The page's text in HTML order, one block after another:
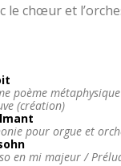
le chœur et
poème métaphysique
(création)
pour orgue et
en mi majeur /